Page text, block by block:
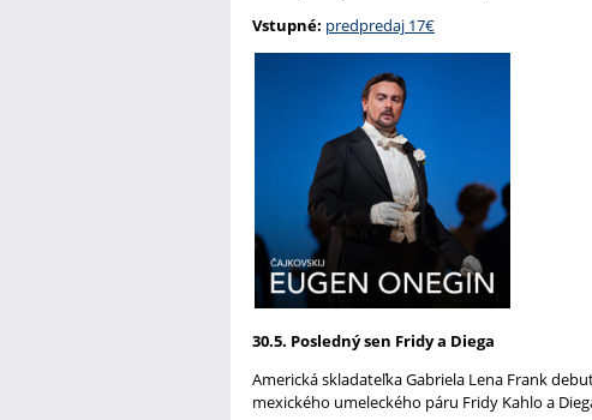
Vstupné: predpredaj 17€
30.5. Posledný sen Fridy a Diega
Americká skladateľka Gabriela Lena Frank
mexického umeleckého páru Fridy Kahlo a